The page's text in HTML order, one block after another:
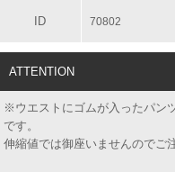
ID 70802
ATTENTION
※ウエストにゴムが入ったパン
です。
伸縮値では御座いませんのでご